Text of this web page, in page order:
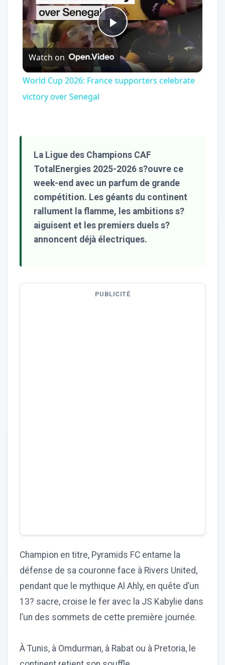
Play
Video
Watch on
World Cup 2026: France supporters celebrate
victory over Senegal
La Ligue des Champions CAF
TotalEnergies 2025-2026 s?ouvre ce
week-end avec un parfum de grande
compétition. Les géants du continent
rallument la flamme, les ambitions s?
aiguisent et les premiers duels s?
annoncent déjà électriques.
PUBLICITÉ
Champion en titre, Pyramids FC entame la
défense de sa couronne face à Rivers United,
pendant que le mythique Al Ahly, en quête d’un
13? sacre, croise le fer avec la JS Kabylie dans
l’un des sommets de cette première journée.
À Tunis, à Omdurman, à Rabat ou à Pretoria, le